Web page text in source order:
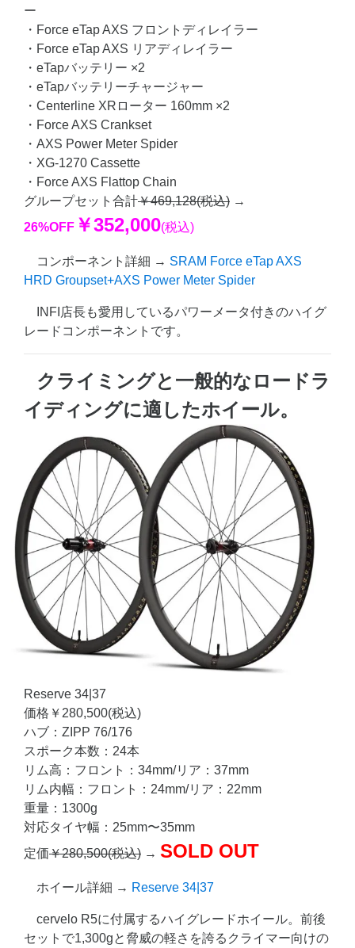
ー
・Force eTap AXS フロントディレイラー
・Force eTap AXS リアディレイラー
・eTapバッテリー ×2
・eTapバッテリーチャージャー
・Centerline XRローター 160mm ×2
・Force AXS Crankset
・AXS Power Meter Spider
・XG-1270 Cassette
・Force AXS Flattop Chain
グループセット合計￥469,128(税込) →
26%OFF ￥352,000(税込)
コンポーネント詳細 → SRAM Force eTap AXS
HRD Groupset+AXS Power Meter Spider
INFI店長も愛用しているパワーメータ付きのハイグ
レードコンポーネントです。
クライミングと一般的なロードラ
イディングに適したホイール。
Reserve 34|37
価格￥280,500(税込)
ハブ：ZIPP 76/176
スポーク本数：24本
リム高：フロント：34mm/リア：37mm
リム内幅：フロント：24mm/リア：22mm
重量：1300g
対応タイヤ幅：25mm〜35mm
定価￥280,500(税込) → SOLD OUT
ホイール詳細 → Reserve 34|37
cervelo R5に付属するハイグレードホイール。前後
セットで1,300gと脅威の軽さを誇るクライマー向けの